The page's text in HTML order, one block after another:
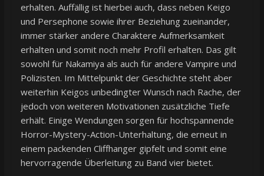
erhalten. Auffällig ist hierbei auch, dass neben Keigo
und Persephone sowie ihrer Beziehung zueinander,
immer stärker andere Charaktere Aufmerksamkeit
erhalten und somit noch mehr Profil erhalten. Das gilt
sowohl für Nakamiya als auch für andere Vampire und
Polizisten. Im Mittelpunkt der Geschichte steht aber
weiterhin Keigos unbedingter Wunsch nach Rache, der
jedoch von weiteren Motivationen zusätzliche Tiefe
erhält. Einige Wendungen sorgen für hochspannende
Horror-Mystery-Action-Unterhaltung, die erneut in
einem packenden Cliffhanger gipfelt und somit eine
hervorragende Überleitung zu Band vier bietet.